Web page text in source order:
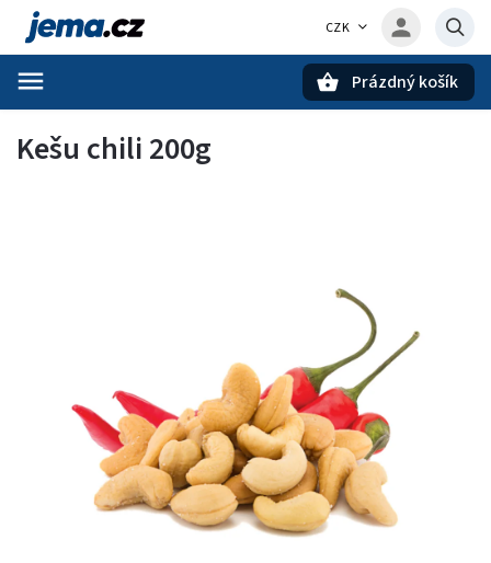
CZK
Prázdný košík
Kešu chili 200g